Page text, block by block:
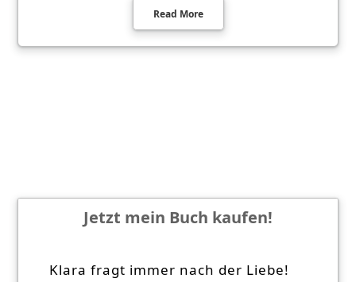
Read More
Jetzt mein Buch kaufen!
Klara fragt immer nach der Liebe!